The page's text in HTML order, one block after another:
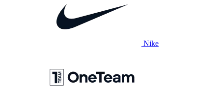
Nike